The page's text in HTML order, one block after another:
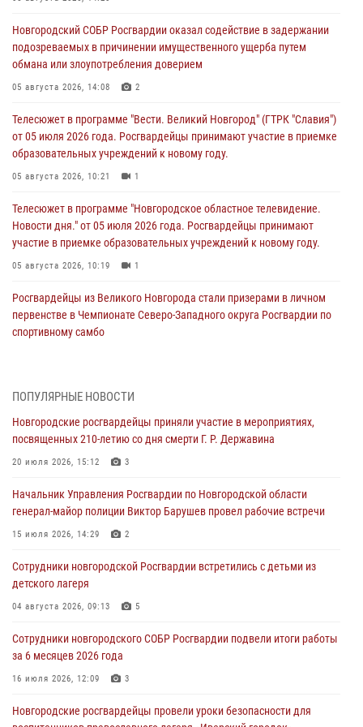
Новгородский СОБР Росгвардии оказал содействие в задержании
подозреваемых в причинении имущественного ущерба путем
обмана или злоупотребления доверием
05 августа 2026, 14:08 2
Телесюжет в программе "Вести. Великий Новгород" (ГТРК "Славия")
от 05 июля 2026 года. Росгвардейцы принимают участие в приемке
образовательных учреждений к новому году.
05 августа 2026, 10:21 1
Телесюжет в программе "Новгородское областное телевидение.
Новости дня." от 05 июля 2026 года. Росгвардейцы принимают
участие в приемке образовательных учреждений к новому году.
05 августа 2026, 10:19 1
Росгвардейцы из Великого Новгорода стали призерами в личном
первенстве в Чемпионате Северо-Западного округа Росгвардии по
спортивному самбо
детского лагеря
04 августа 2026, 09:13 5
Новгородские росгвардейцы за неделю осуществили 203 выезда на
04 августа 2026, 09:12 1
Радиоэфир программы "Новости дня" на радио "Радио53" от 30
центре подготовки личного состава Росгвардии.
30 июля 2026, 16:00
разрешительной работы Росгвардии провели телефонную «горячую
линию»
30 июля 2026, 14:36 1
Новгородские росгвардейцы рассказали о службе детям из летнего
ПОПУЛЯРНЫЕ НОВОСТИ
Новгородские росгвардейцы приняли участие в мероприятиях,
посвященных 210-летию со дня смерти Г. Р. Державина
20 июля 2026, 15:12 3
Начальник Управления Росгвардии по Новгородской области
генерал-майор полиции Виктор Барушев провел рабочие встречи
15 июля 2026, 14:29 2
Сотрудники новгородской Росгвардии встретились с детьми из
детского лагеря
04 августа 2026, 09:13 5
Сотрудники новгородского СОБР Росгвардии подвели итоги работы
за 6 месяцев 2026 года
16 июля 2026, 12:09 3
Новгородские росгвардейцы провели уроки безопасности для